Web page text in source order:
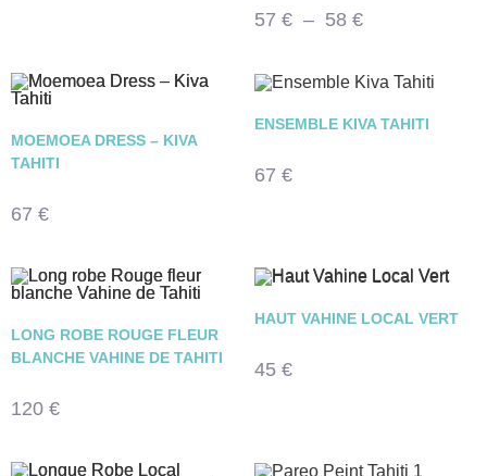
57 € – 58 €
MOEMOEA DRESS – KIVA
TAHITI
67 €
ENSEMBLE KIVA TAHITI
67 €
LONG ROBE ROUGE FLEUR
BLANCHE VAHINE DE TAHITI
120 €
HAUT VAHINE LOCAL VERT
45 €